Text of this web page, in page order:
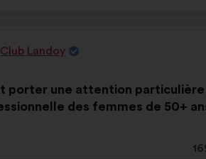
Club Landoy
porter une attention
des femmes de 50+